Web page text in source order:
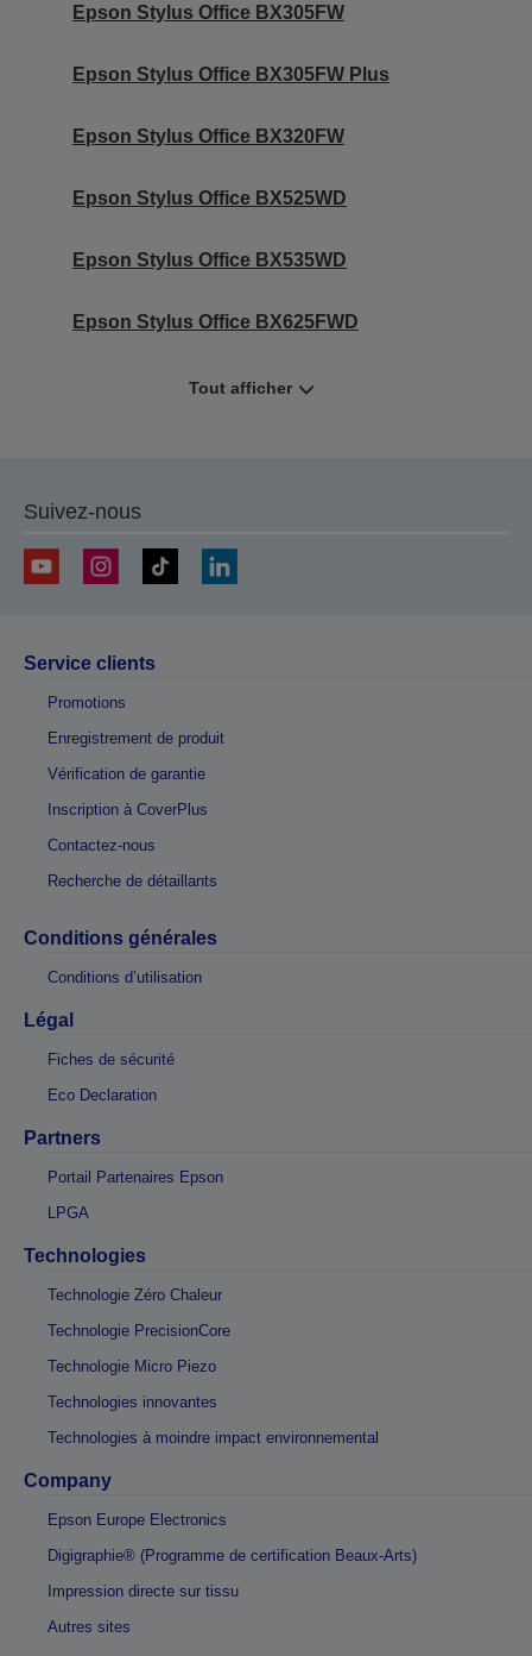
Epson Stylus Office BX305FW
Epson Stylus Office BX305FW Plus
Epson Stylus Office BX320FW
Epson Stylus Office BX525WD
Epson Stylus Office BX535WD
Epson Stylus Office BX625FWD
Tout afficher
Suivez-nous
Service clients
Promotions
Enregistrement de produit
Vérification de garantie
Inscription à CoverPlus
Contactez-nous
Recherche de détaillants
Conditions générales
Conditions d’utilisation
Légal
Fiches de sécurité
Eco Declaration
Partners
Portail Partenaires Epson
LPGA
Technologies
Technologie Zéro Chaleur
Technologie PrecisionCore
Technologie Micro Piezo
Technologies innovantes
Technologies à moindre impact environnemental
Company
Epson Europe Electronics
Digigraphie® (Programme de certification Beaux-Arts)
Impression directe sur tissu
Autres sites